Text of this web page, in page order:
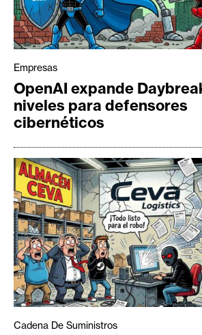
Empresas
OpenAI expande
niveles para defensores
cibernéticos
Cadena De Suministros